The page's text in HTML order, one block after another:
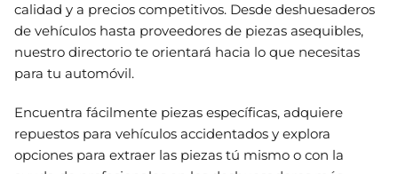
calidad y a precios competitivos. Desde deshuesaderos
de vehículos hasta proveedores de piezas asequibles,
nuestro directorio te orientará hacia lo que necesitas
para tu automóvil.
Encuentra fácilmente piezas específicas, adquiere
repuestos para vehículos accidentados y explora
opciones para extraer las piezas tú mismo o con la